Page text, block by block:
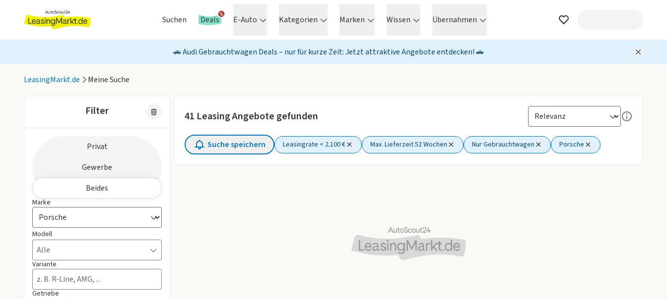
Suchen Deals E-Auto Kategorien Marken Wissen Übernahmen
🚗 Audi Gebrauchtwagen Deals – nur für kurze Zeit: Jetzt attraktive Angebote entdecken! 🚗
LeasingMarkt.de Meine Suche
Filter
Privat
Gewerbe
Beides
Marke
Modell
Alle
Variante
Getriebe
41 Leasing Angebote gefunden
Suche speichern Leasingrate < 2.100 € Max. Lieferzeit 52 Wochen Nur Gebrauchtwagen Porsche
4 aktive Filter